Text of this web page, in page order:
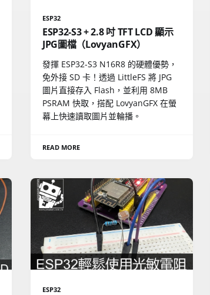
ESP32
ESP32-S3 + 2.8 吋 TFT LCD 顯示
JPG圖檔（LovyanGFX）
發揮 ESP32-S3 N16R8 的硬體優勢，
免外接 SD 卡！透過 LittleFS 將 JPG
圖片直接存入 Flash，並利用 8MB
PSRAM 快取，搭配 LovyanGFX 在螢
幕上快速讀取圖片並輪播。
READ MORE
ESP32